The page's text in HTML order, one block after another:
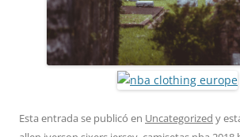
Esta entrada se publicó en Uncategorized y